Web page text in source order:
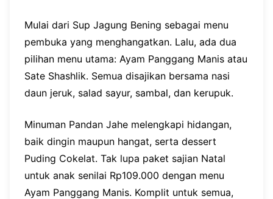
Mulai dari Sup Jagung Bening sebagai menu
pembuka yang menghangatkan. Lalu, ada dua
pilihan menu utama: Ayam Panggang Manis atau
Sate Shashlik. Semua disajikan bersama nasi
daun jeruk, salad sayur, sambal, dan kerupuk.
Minuman Pandan Jahe melengkapi hidangan,
baik dingin maupun hangat, serta dessert
Puding Cokelat. Tak lupa paket sajian Natal
untuk anak senilai Rp109.000 dengan menu
Ayam Panggang Manis. Komplit untuk semua,